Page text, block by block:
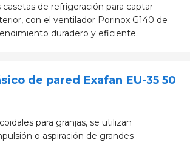
de refrigeración para captar
con el ventilador Porinox G140 de
duradero y eficiente.
de pared Exafan EU-35 50
para granjas, se utilizan
o aspiración de grandes